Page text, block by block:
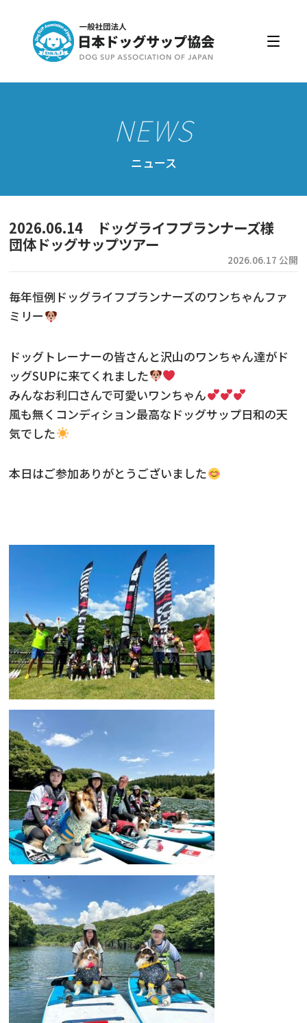
入会・更新
公認スクール・インストラクター
資格取得・協会規約
ドッグサップをはじめよう
フォト＆ムービー
お問い合わせ
ニュース
2026.06.14 ドッグライフプランナーズ様
団体ドッグサップツアー
2026.06.17 公開
毎年恒例ドッグライフプランナーズのワンちゃんファ
ミリー
ドッグトレーナーの皆さんと沢山のワンちゃん達がド
ッグSUPに来てくれました
みんなお利口さんで可愛いワンちゃん
風も無くコンディション最高なドッグサップ日和の天
気でした
本日はご参加ありがとうございました